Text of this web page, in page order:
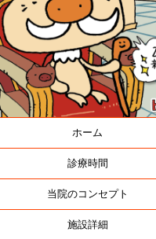
ホーム
診療時間
当院のコンセプト
施設詳細